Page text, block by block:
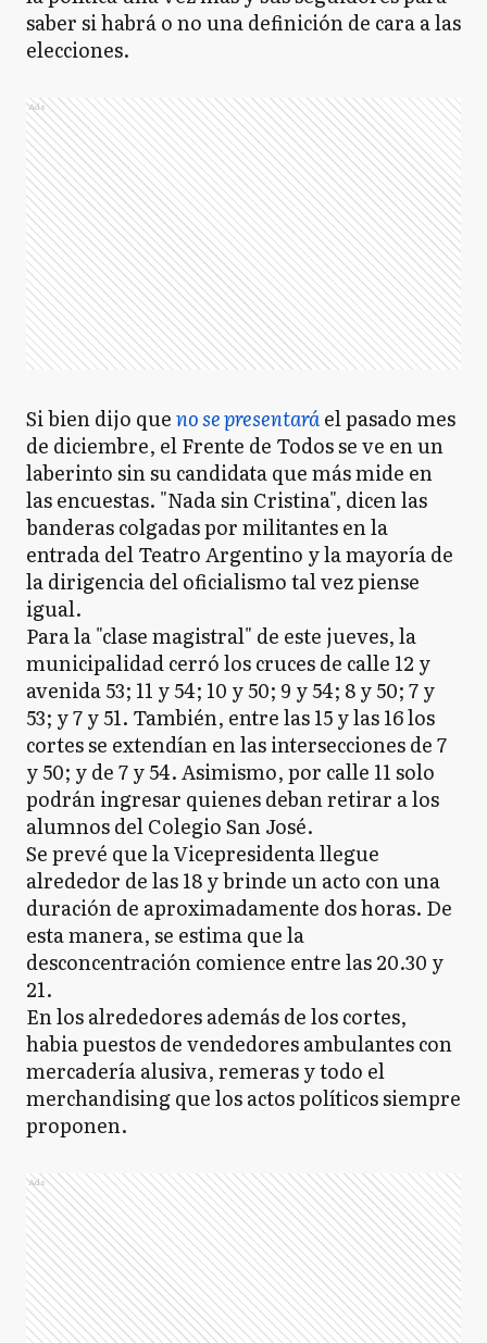
saber si habrá o no una definición de cara a las
elecciones.
Ads
Si bien dijo queno se presentaráel pasado mes
de diciembre, el Frente de Todos se ve en un
laberinto sin su candidata que más mide en
las encuestas. "Nada sin Cristina", dicen las
banderas colgadas por militantes en la
entrada del Teatro Argentino y la mayoría de
la dirigencia del oficialismo tal vez piense
igual.
Para la "clase magistral" de este jueves, la
municipalidad cerró los cruces de calle 12 y
avenida 53; 11 y 54; 10 y 50; 9 y 54; 8 y 50; 7 y
53; y 7 y 51. También, entre las 15 y las 16 los
cortes se extendían en las intersecciones de 7
y 50; y de 7 y 54. Asimismo, por calle 11 solo
podrán ingresar quienes deban retirar a los
alumnos del Colegio San José.
Se prevé que la Vicepresidenta llegue
alrededor de las 18 y brinde un acto con una
duración de aproximadamente dos horas. De
esta manera, se estima que la
desconcentración comience entre las 20.30 y
21.
En los alrededores además de los cortes,
habia puestos de vendedores ambulantes con
mercadería alusiva, remeras y todo el
merchandising que los actos políticos siempre
proponen.
Ads